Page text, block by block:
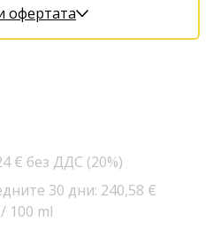
офертата
€ без ДДС (20%)
30 дни: 240,58 €
100 ml